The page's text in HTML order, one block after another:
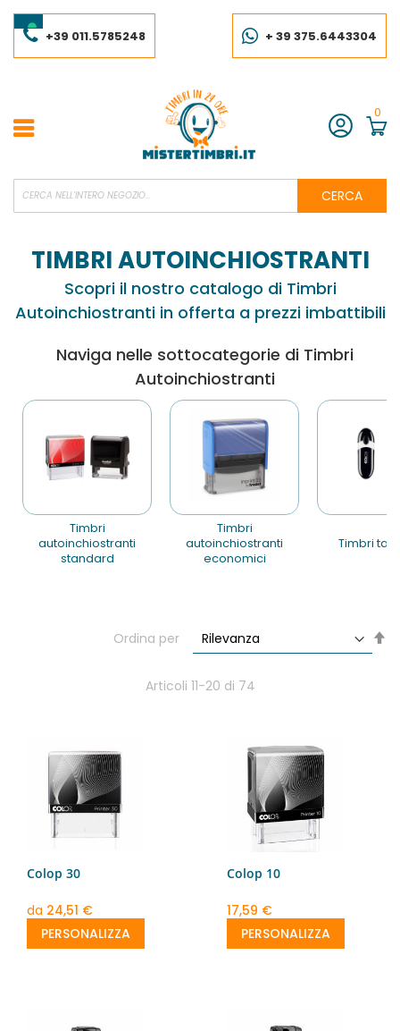
al
contenuto+39 011.5785248 + 39 375.6443304
Account
0
CERCA
TIMBRI AUTOINCHIOSTRANTI
Scopri il nostro catalogo di Timbri
Autoinchiostranti in offerta a prezzi imbattibili
Naviga nelle sottocategorie di Timbri
Autoinchiostranti
timbri
autoinchiostranti
standard
timbri
autoinchiostranti
economici
timbri
Articoli 11-20 di 74
Ordina per
Colop 30
da 24,51 €
PERSONALIZZA
Colop 10
17,59 €
PERSONALIZZA